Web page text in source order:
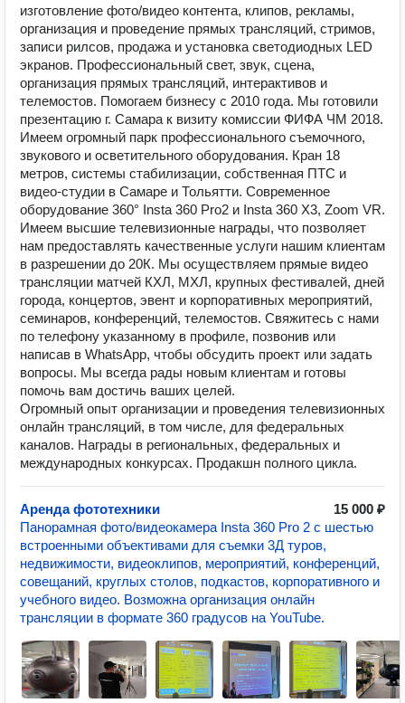
изготовление фото/видео контента, клипов, рекламы,
организация и проведение прямых трансляций, стримов,
записи рилсов, продажа и установка светодиодных LED
экранов. Профессиональный свет, звук, сцена,
организация прямых трансляций, интерактивов и
телемостов. Помогаем бизнесу с 2010 года. Мы готовили
презентацию г. Самара к визиту комиссии ФИФА ЧМ 2018.
Имеем огромный парк профессионального съемочного,
звукового и осветительного оборудования. Кран 18
метров, системы стабилизации, собственная ПТС и
видео-студии в Самаре и Тольятти. Современное
оборудование 360° Insta 360 Pro2 и Insta 360 X3, Zoom VR.
Имеем высшие телевизионные награды, что позволяет
нам предоставлять качественные услуги нашим клиентам
в разрешении до 20К. Мы осуществляем прямые видео
трансляции матчей КХЛ, МХЛ, крупных фестивалей, дней
города, концертов, эвент и корпоративных мероприятий,
семинаров, конференций, телемостов. Свяжитесь с нами
по телефону указанному в профиле, позвонив или
написав в WhatsApp, чтобы обсудить проект или задать
вопросы. Мы всегда рады новым клиентам и готовы
помочь вам достичь ваших целей.
Огромный опыт организации и проведения телевизионных
онлайн трансляций, в том числе, для федеральных
каналов. Награды в региональных, федеральных и
международных конкурсах. Продакшн полного цикла.
Аренда фототехники
15 000 ₽
Панорамная фото/видеокамера Insta 360 Pro 2 с шестью
встроенными объективами для съемки 3Д туров,
недвижимости, видеоклипов, мероприятий, конференций,
совещаний, круглых столов, подкастов, корпоративного и
учебного видео. Возможна организация онлайн
трансляции в формате 360 градусов на YouTube.